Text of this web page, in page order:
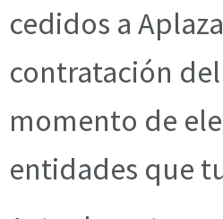
cedidos a
contratación
momento de
entidades que